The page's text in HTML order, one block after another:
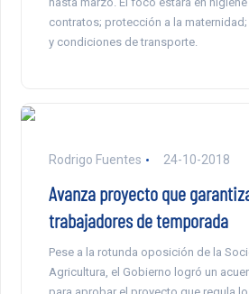
contratos; protección a la
y condiciones de transporte.
Rodrigo Fuentes 24-10-2018
Avanza proyecto que
trabajadores de temporada
Pese a la rotunda oposición de la
Agricultura, el Gobierno logró un